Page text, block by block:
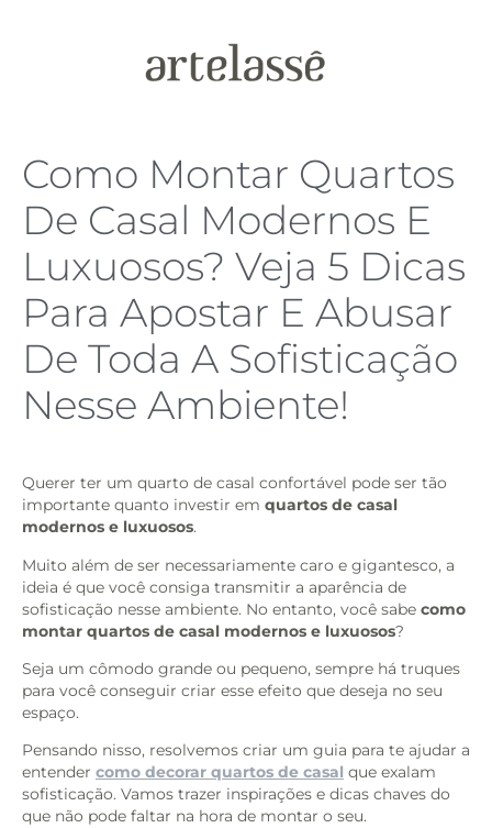
Como Montar Quartos
De Casal Modernos E
Luxuosos? Veja 5 Dicas
Para Apostar E Abusar
De Toda A Sofisticação
Nesse Ambiente!
Querer ter um quarto de casal confortável pode ser tão
importante quanto investir em quartos de casal
modernos e luxuosos.
Muito além de ser necessariamente caro e gigantesco, a
ideia é que você consiga transmitir a aparência de
sofisticação nesse ambiente. No entanto, você sabe como
montar quartos de casal modernos e luxuosos?
Seja um cômodo grande ou pequeno, sempre há truques
para você conseguir criar esse efeito que deseja no seu
espaço.
Pensando nisso, resolvemos criar um guia para te ajudar a
entender como decorar quartos de casal que exalam
sofisticação. Vamos trazer inspirações e dicas chaves do
que não pode faltar na hora de montar o seu.